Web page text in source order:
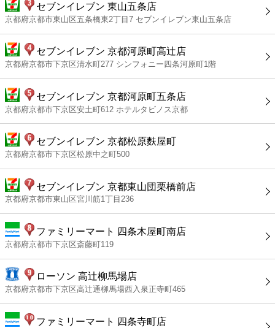
セブンイレブン 東山五条店
京都府京都市東山区五条橋東2丁目7 セブンイレブン東山五条店
セブンイレブン 京都河原町高辻店
京都府京都市下京区清水町277 シンフォニー四条河原町1階
セブンイレブン 京都河原町五条店
京都府京都市下京区安土町612 ホテルタビノス京都
セブンイレブン 京都松原麩屋町
京都府京都市下京区松原中之町500
セブンイレブン 京都東山団栗橋前店
京都府京都市東山区宮川筋1丁目236
ファミリーマート 四条木屋町南店
京都府京都市下京区斎藤町119
ローソン 高辻柳馬場店
京都府京都市下京区高辻通柳馬場西入泉正寺町465
ファミリーマート 四条寺町店